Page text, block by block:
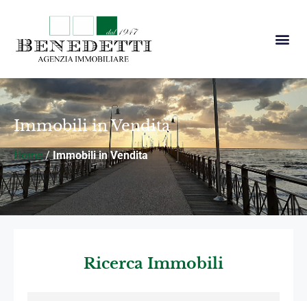
Immobili in Vendita
Home/Immobili in Vendita
Ricerca Immobili